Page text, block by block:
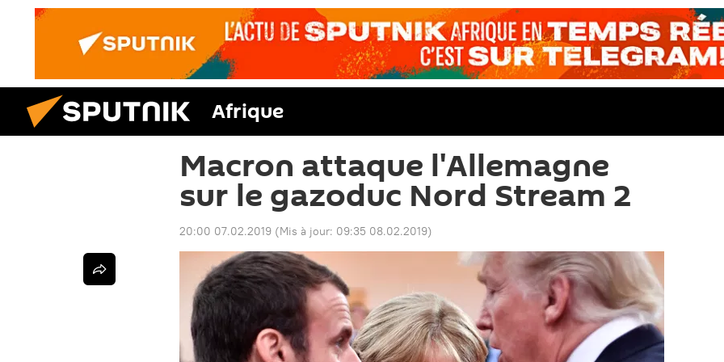
Afrique
Macron attaque l'Allemagne
sur le gazoduc Nord Stream 2
20:00 07.02.2019 (Mis à jour: 09:35 08.02.2019)